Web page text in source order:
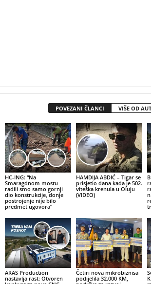
POVEZANI ČLANCI VIŠE OD
HC-ING: “Na
Smaragdnom mostu
radili smo samo gornji
dio konstrukcije, donje
postrojenje nije bilo
predmet ugovora”
HAMDIJA ABDIĆ – Tigar se
prisjetio dana kada je 502.
viteška krenula u Oluju
(VIDEO)
ARAS Production
nastavlja rast: Otvoren
Četiri nova mikrobiznisa
podijelila 32.000 KM,